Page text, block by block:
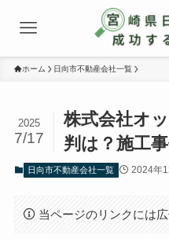
ホーム 日向市不動産会社一覧
株式会社オ
判は？施工
2025
7/17
日向市不動産会社一覧 2024年
当ページのリンクには